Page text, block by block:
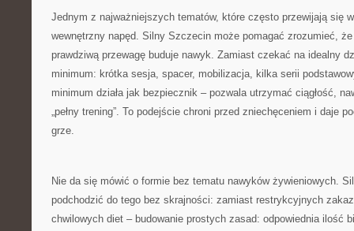
Jednym z najważniejszych tematów, które często przewijają się
wewnętrzny napęd. Silny Szczecin może pomagać zrozumieć,
prawdziwą przewagę buduje nawyk. Zamiast czekać na idealny
minimum: krótka sesja, spacer, mobilizacja, kilka serii
minimum działa jak bezpiecznik – pozwala utrzymać ciągłość,
„pełny trening”. To podejście chroni przed zniechęceniem i daje
grze.
Nie da się mówić o formie bez tematu nawyków żywieniowych.
podchodzić do tego bez skrajności: zamiast restrykcyjnych
chwilowych diet – budowanie prostych zasad: odpowiednia ilość